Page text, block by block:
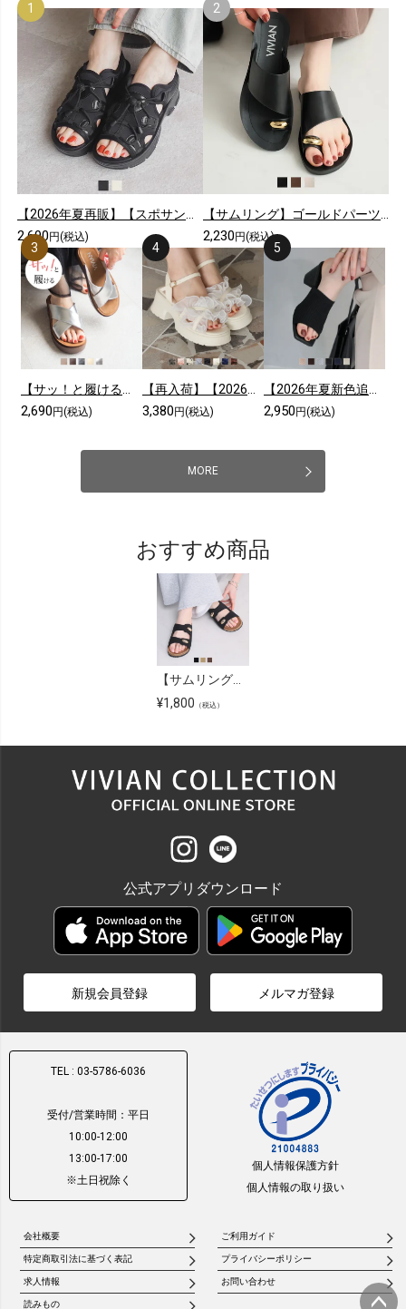
2,690 円(税込) 2,230 円(税込)
2,690 円(税込) 3,380 円(税込) 2,950 円(税込)
MORE
おすすめ商品
¥1,800 （税込）
公式アプリダウンロード
新規会員登録 メルマガ登録
TEL : 03-5786-6036
受付/営業時間：平日
10:00-12:00
13:00-17:00
※土日祝除く
個人情報保護方針
個人情報の取り扱い
会社概要 ご利用ガイド
特定商取引法に基づく表記 プライバシーポリシー
求人情報 お問い合わせ
読みもの